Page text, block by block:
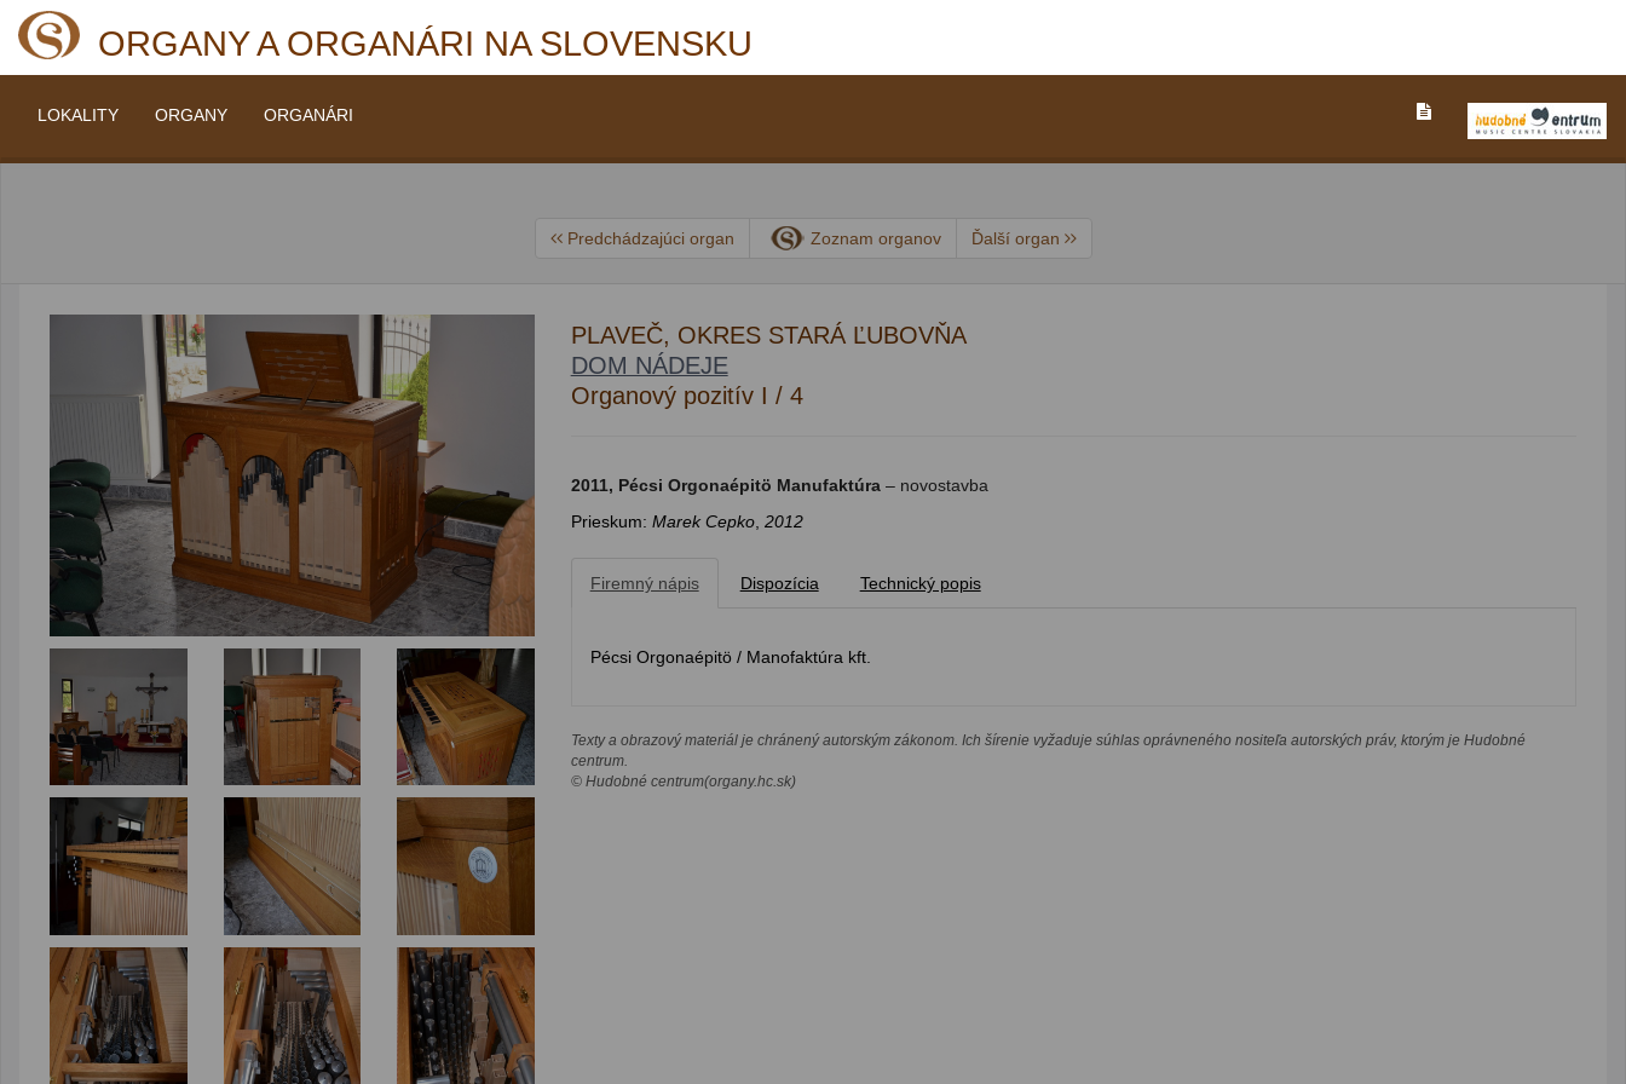
ORGANY A ORGANÁRI NA SLOVENSKU
LOKALITY ORGANY ORGANÁRI
Predchádzajúci organ Zoznam organov Ďalší organ
PLAVEČ, OKRES STARÁ ĽUBOVŇA
DOM NÁDEJE
Organový pozitív I / 4
2011, Pécsi Orgonaépitö Manufaktúra– novostavba
Prieskum: Marek Cepko, 2012
Firemný nápis Dispozícia Technický popis
Pécsi Orgonaépitö / Manofaktúra kft.
Texty a obrazový materiál je chránený autorským zákonom. Ich šírenie vyžaduje súhlas oprávneného nositeľa autorských práv, ktorým je Hudobné
centrum.
© Hudobné centrum(organy.hc.sk)